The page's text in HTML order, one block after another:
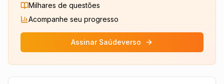
Milhares de questões
Acompanhe seu progresso
Assinar Saúdeverso